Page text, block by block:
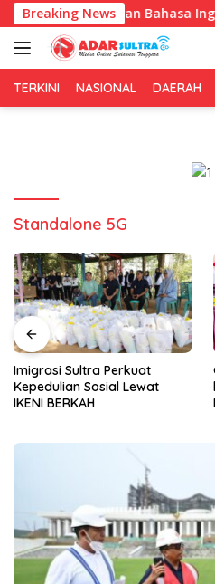
Langsung
ke
konten
Breaking News
Pembelajaran Bahasa Inggris
TERKINI NASIONAL DAERAH
Standalone 5G
Imigrasi Sultra Perkuat
Kepedulian Sosial Lewat
IKENI BERKAH